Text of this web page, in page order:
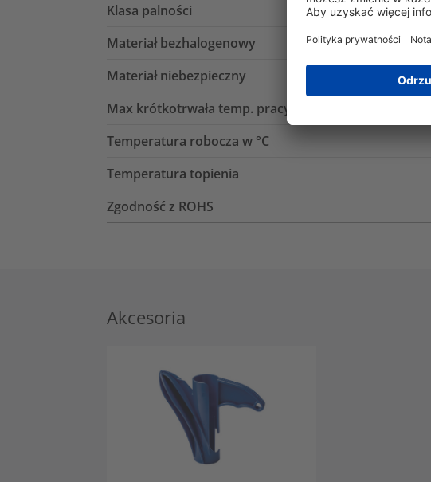
Klasa palności
Materiał bezhalogenowy
Materiał niebezpieczny
Max krótkotrwała temp. pracy
Temperatura robocza w °C
Temperatura topienia
Zgodność z ROHS
Akcesoria